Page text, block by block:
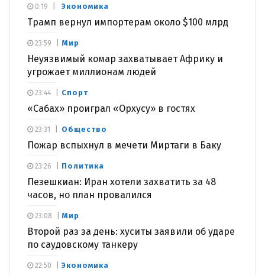
Экономика
Трамп вернул импортерам около $100 млрд
0:19
Мир
Неуязвимый комар захватывает Африку и
угрожает миллионам людей
23:59
Спорт
«Сабах» проиграл «Орхусу» в гостях
23:44
Общество
Пожар вспыхнул в мечети Миртаги в Баку
23:31
Политика
Пезешкиан: Иран хотели захватить за 48
часов, но план провалился
23:26
Мир
Второй раз за день: хуситы заявили об ударе
по саудовскому танкеру
23:08
Экономика
22:50